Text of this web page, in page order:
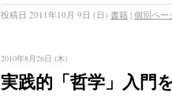
投稿日 2011年10月 9日 (日) 書籍 | 個別ペー
2010年8月26日 (木)
実践的「哲学」入門